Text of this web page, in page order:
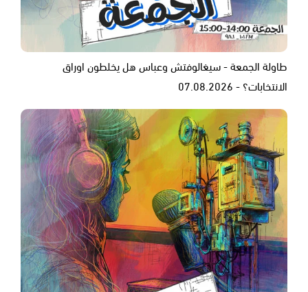
طاولة الجمعة - سيغالوفتش وعباس هل يخلطون اوراق
الانتخابات؟ - 07.08.2026